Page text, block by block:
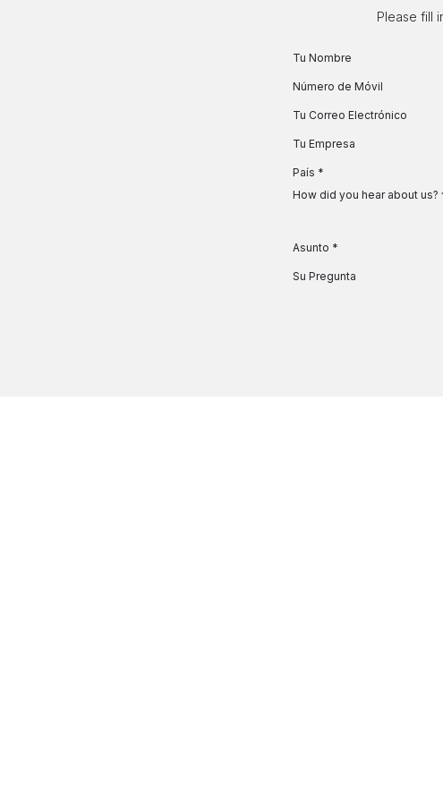
Please fill
Tu Nombre
Número de Móvil
Tu Correo Electrónico
Tu Empresa
País *
How did you hear about us?
Asunto *
Su Pregunta